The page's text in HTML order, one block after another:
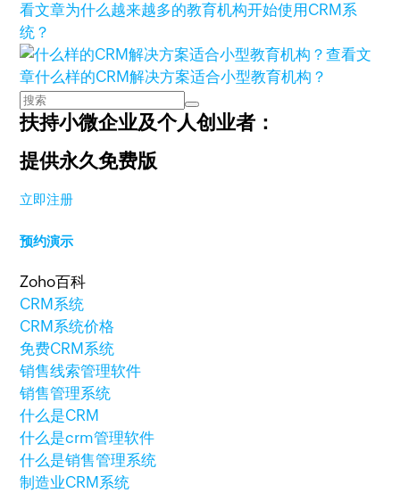
看文章为什么越来越多的教育机构开始使用CRM系
统？
查看文
章什么样的CRM解决方案适合小型教育机构？
扶持小微企业及个人创业者：
提供永久免费版
立即注册
预约演示
Zoho百科
CRM系统
CRM系统价格
免费CRM系统
销售线索管理软件
销售管理系统
什么是CRM
什么是crm管理软件
什么是销售管理系统
制造业CRM系统